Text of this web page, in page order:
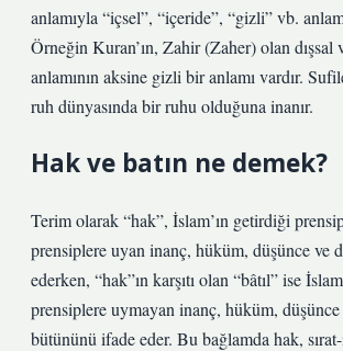
anlamıyla “içsel”, “içeride”, “gizli” vb.
Örneğin Kuran’ın, Zahir (Zaher) olan dışsal
anlamının aksine gizli bir anlamı vardır.
ruh dünyasında bir ruhu olduğuna inanır.
Hak ve batın ne demek?
Terim olarak “hak”, İslam’ın getirdiği
prensiplere uyan inanç, hüküm, düşünce ve
ederken, “hak”ın karşıtı olan “bâtıl” ise
prensiplere uymayan inanç, hüküm, düşünce
bütününü ifade eder. Bu bağlamda hak,